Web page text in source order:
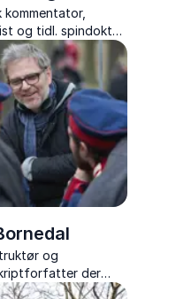
kommentator,
og tidl. spindoktor
analyser af
og medier
og
der
gribende foredrag